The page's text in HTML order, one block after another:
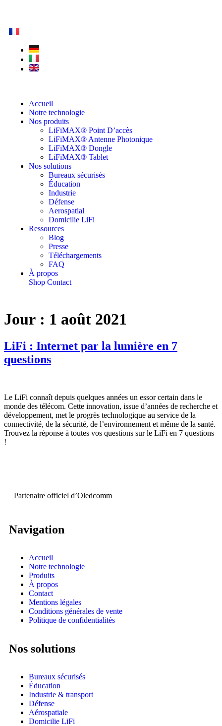
Accueil
Notre technologie
Nos produits
LiFiMAX® Point D’accès
LiFiMAX® Antenne Photonique
LiFiMAX® Dongle
LiFiMAX® Tablet
Nos solutions
Bureaux sécurisés
Éducation
Industrie
Défense
Aerospatial
Domicilie LiFi
Ressources
Blog
Presse
Téléchargements
FAQ
À propos
Shop Contact
Jour : 1 août 2021
LiFi : Internet par la lumière en 7
questions
Le LiFi connaît depuis quelques années un essor certain dans le
monde des télécom. Cette innovation, issue d’années de recherche et
développement, met le progrès technologique au service de la
connectivité, de la sécurité, de l’environnement et même de la santé.
Trouvez la réponse à toutes vos questions sur le LiFi en 7 questions
!
Partenaire officiel d’Oledcomm
Navigation
Accueil
Notre technologie
Produits
À propos
Contact
Mentions légales
Conditions générales de vente
Politique de confidentialités
Nos solutions
Bureaux sécurisés
Éducation
Industrie & transport
Défense
Aérospatiale
Domicilie LiFi